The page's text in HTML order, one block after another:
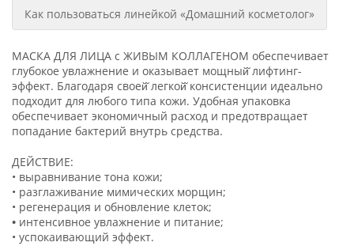
Как пользоваться линейкой «Домашний косметолог»
МАСКА ДЛЯ ЛИЦА с ЖИВЫМ КОЛЛАГЕНОМ обеспечивает
глубокое увлажнение и оказывает мощный̆ лифтинг-
эффект. Благодаря своей̆ легкой̆ консистенции идеально
подходит для любого типа кожи. Удобная упаковка
обеспечивает экономичный расход и предотвращает
попадание бактерий внутрь средства.
ДЕЙСТВИЕ:
• выравнивание тона кожи;
• разглаживание мимических морщин;
• регенерация и обновление клеток;
• интенсивное увлажнение и питание;
• успокаивающий эффект.